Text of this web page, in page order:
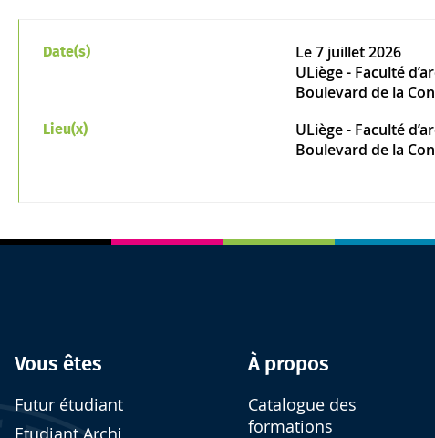
Date(s) Le7 juillet 2026
ULiège - Faculté
Boulevard de la
Lieu(x)
ULiège - Faculté
Boulevard de la
Vous êtes
Futur étudiant
Etudiant Archi
À propos
Catalogue des
formations